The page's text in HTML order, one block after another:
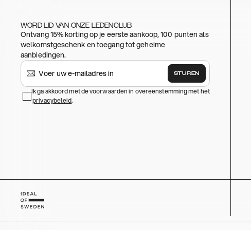
WORD LID VAN ONZE LEDENCLUB
Ontvang 15% korting op je eerste aankoop, 100 punten als
welkomstgeschenk en toegang tot geheime
aanbiedingen.
STUREN
Ik ga akkoord met de voorwaarden in overeenstemming met het
privacybeleid.